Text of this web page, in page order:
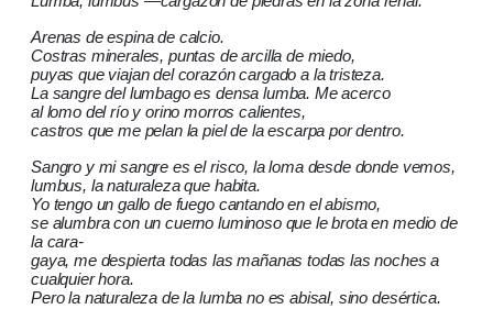
Arenas de espina de calcio.
Costras minerales, puntas de arcilla de miedo,
puyas que viajan del corazón cargado a la tristeza.
La sangre del lumbago es densa lumba. Me acerco
al lomo del río y orino morros calientes,
castros que me pelan la piel de la escarpa por dentro.
Sangro y mi sangre es el risco, la loma desde donde vemos,
lumbus, la naturaleza que habita.
Yo tengo un gallo de fuego cantando en el abismo,
se alumbra con un cuerno luminoso que le brota en medio de
la cara-
gaya, me despierta todas las mañanas todas las noches a
cualquier hora.
Pero la naturaleza de la lumba no es abisal, sino desértica.